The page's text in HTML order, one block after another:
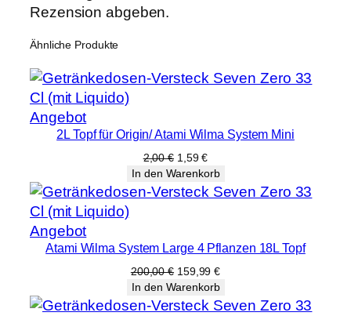
Rezension abgeben.
Ähnliche Produkte
AngebotProdukt
im
2L Topf für Origin/ Atami Wilma System Mini
2,00€ Ursprünglicher
Preis
war:
2,00 €
1,59€Aktueller
Preis
ist:
1,59 €.
In den Warenkorb
AngebotProdukt
im
Angebot
Atami Wilma System Large 4 Pflanzen 18L Topf
200,00€ Ursprünglicher
Preis
war:
159,99€Aktueller
Preis
ist:
In den Warenkorb